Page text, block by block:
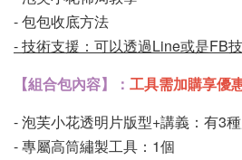
- 包包收底方法
-技術支援：可以透過Line或是FB
【組合包內容】： 工具需加購享優
- 泡芙小花透明片版型+講義：有3
- 專屬高筒繡製工具：1個